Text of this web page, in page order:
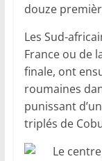
douze
Les Sud-
France ou de
finale, ont
roumaines
punissant
triplés de